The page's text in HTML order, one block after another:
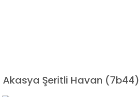
Akasya Şeritli Havan (7b44)